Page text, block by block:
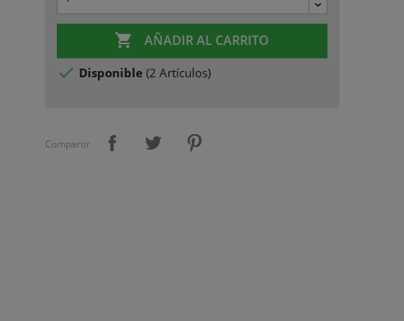
 AÑADIR AL CARRITO
 Disponible (2 Artículos)
Compartir